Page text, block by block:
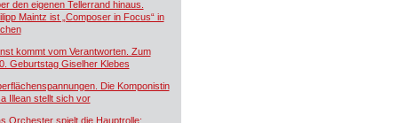
den eigenen Tellerrand hinaus.
Maintz ist „Composer in Focus“ in
kommt vom Verantworten. Zum
Geburtstag Giselher Klebes
Die Komponistin
Illean stellt sich vor
Orchester spielt die Hauptrolle: